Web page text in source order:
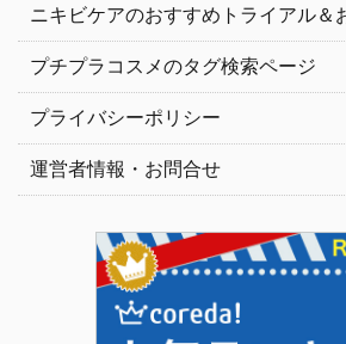
ニキビケアのおすすめトライアル＆
プチプラコスメのタグ検索ページ
プライバシーポリシー
運営者情報・お問合せ